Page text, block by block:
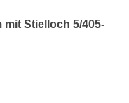
mit Stielloch 5/405-